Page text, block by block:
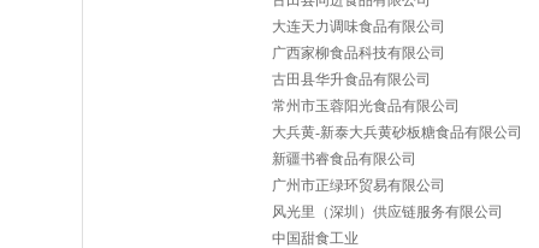
大连天力调味食品有限公司
广西家柳食品科技有限公司
古田县华升食品有限公司
常州市玉蓉阳光食品有限公司
大兵黄-新泰大兵黄砂板糖食品有限公司
新疆书睿食品有限公司
广州市正绿环贸易有限公司
风光里（深圳）供应链服务有限公司
中国甜食工业